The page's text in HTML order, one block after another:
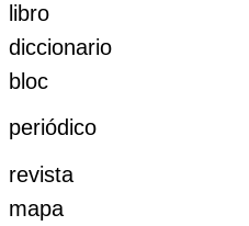
libro
diccionario
bloc
periódico
revista
mapa